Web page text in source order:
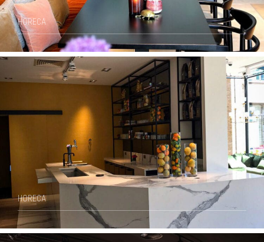
HORECA
HORECA